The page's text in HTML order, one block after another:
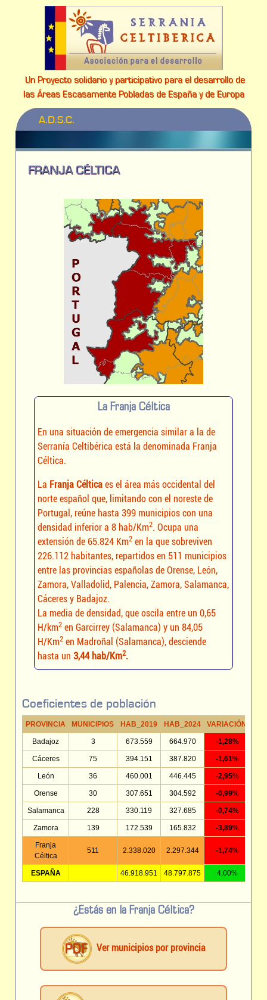
Un Proyecto solidario y participativo para el desarrollo de
las Áreas Escasamente Pobladas de España y de Europa
A.D.S.C.
FRANJA CÉLTICA
La Franja Céltica
En una situación de emergencia similar a la de
Serranía Celtibérica está la denominada Franja
Céltica.
La Franja Céltica es el área más occidental del
norte español que, limitando con el noreste de
Portugal, reúne hasta 399 municipios con una
densidad inferior a 8 hab/Km2. Ocupa una
extensión de 65.824 Km2 en la que sobreviven
226.112 habitantes, repartidos en 511 municipios
entre las provincias españolas de Orense, León,
Zamora, Valladolid, Palencia, Zamora, Salamanca,
Cáceres y Badajoz.
La media de densidad, que oscila entre un 0,65
H/km2 en Garcirrey (Salamanca) y un 84,05
H/Km2 en Madroñal (Salamanca), desciende
hasta un3,44 hab/Km2.
Coeficientes de población
PROVINCIA MUNICIPIOS HAB_2019 HAB_2024 VARIACIÓN
Badajoz 3 673.559 664.970 -1,28%
Cáceres 75 394.151 387.820 -1,61%
León 36 460.001 446.445 -2,95%
Orense 30 307.651 304.592 -0,99%
Salamanca 228 330.119 327.685 -0,74%
Zamora 139 172.539 165.832 -3,89%
Franja
Céltica
511 2.338.020 2.297.344 -1,74%
ESPAÑA 46.918.951 48.797.875 4,00%
¿Estás en la Franja Céltica?
Ver municipios por provincia